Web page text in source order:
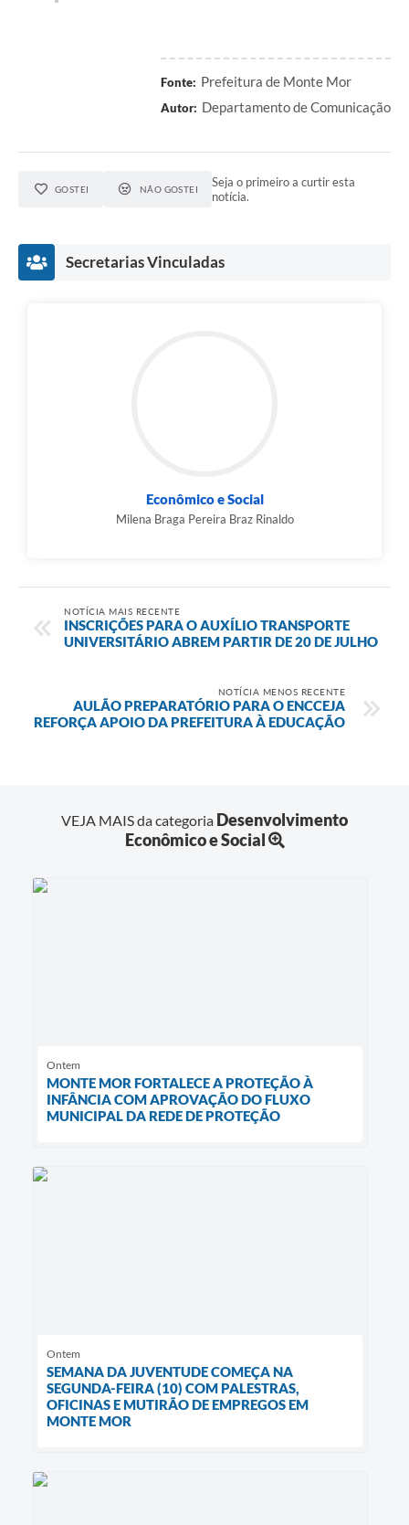
Fonte: Prefeitura de Monte Mor
Autor: Departamento de Comunicação
GOSTEI NÃO GOSTEI
Seja o primeiro a curtir esta
notícia.
Secretarias Vinculadas
Econômico e Social
Milena Braga Pereira Braz Rinaldo
NOTÍCIA MAIS RECENTE
INSCRIÇÕES PARA O AUXÍLIO TRANSPORTE
UNIVERSITÁRIO ABREM PARTIR DE 20 DE JULHO
NOTÍCIA MENOS RECENTE
AULÃO PREPARATÓRIO PARA O ENCCEJA
REFORÇA APOIO DA PREFEITURA À EDUCAÇÃO
VEJA MAIS da categoria Desenvolvimento
Econômico e Social
Ontem
MONTE MOR FORTALECE A PROTEÇÃO À
INFÂNCIA COM APROVAÇÃO DO FLUXO
MUNICIPAL DA REDE DE PROTEÇÃO
Ontem
SEMANA DA JUVENTUDE COMEÇA NA
SEGUNDA-FEIRA (10) COM PALESTRAS,
OFICINAS E MUTIRÃO DE EMPREGOS EM
MONTE MOR